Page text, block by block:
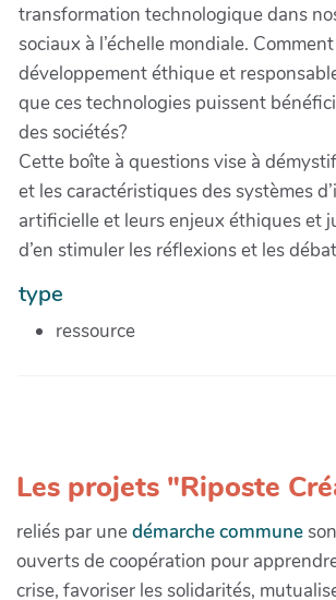
transformation technologique dans
sociaux à l’échelle mondiale.
développement éthique et
que ces technologies puissent
des sociétés?
Cette boîte à questions vise à
et les caractéristiques des systèmes
artificielle et leurs enjeux éthiques et
d’en stimuler les réflexions et les
type
ressource